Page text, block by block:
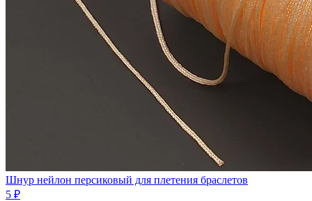
Шнур нейлон персиковый для плетения браслетов
5 ₽